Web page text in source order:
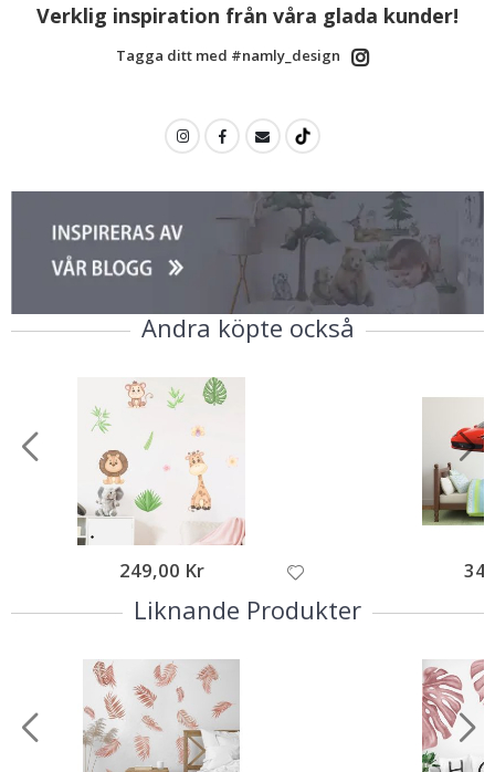
Verklig inspiration från våra glada kunder!
Tagga ditt med #namly_design
Andra köpte också
249,00 Kr
Liknande Produkter